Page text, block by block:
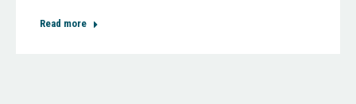
Read more